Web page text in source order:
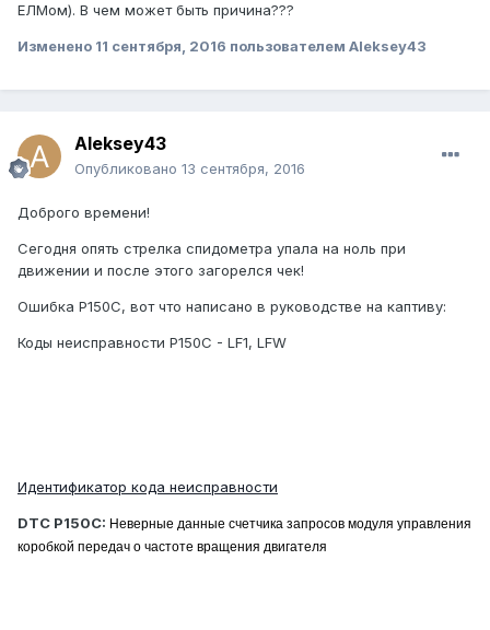
ЕЛМом). В чем может быть причина???
Изменено 11 сентября, 2016 пользователем Aleksey43
Aleksey43
Опубликовано 13 сентября, 2016
Доброго времени!
Сегодня опять стрелка спидометра упала на ноль при
движении и после этого загорелся чек!
Ошибка Р150С, вот что написано в руководстве на каптиву:
Коды неисправности P150C - LF1, LFW
Идентификатор кода неисправности
DTC P150C: Неверные данные счетчика запросов модуля управления
коробкой передач о частоте вращения двигателя